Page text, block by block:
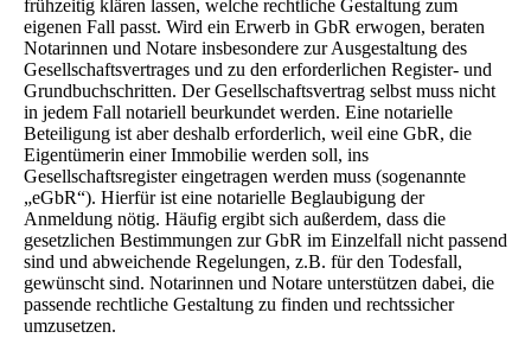
frühzeitig klären lassen, welche rechtliche Gestaltung zum
eigenen Fall passt. Wird ein Erwerb in GbR erwogen, beraten
Notarinnen und Notare insbesondere zur Ausgestaltung des
Gesellschaftsvertrages und zu den erforderlichen Register- und
Grundbuchschritten. Der Gesellschaftsvertrag selbst muss nicht
in jedem Fall notariell beurkundet werden. Eine notarielle
Beteiligung ist aber deshalb erforderlich, weil eine GbR, die
Eigentümerin einer Immobilie werden soll, ins
Gesellschaftsregister eingetragen werden muss (sogenannte
„eGbR“). Hierfür ist eine notarielle Beglaubigung der
Anmeldung nötig. Häufig ergibt sich außerdem, dass die
gesetzlichen Bestimmungen zur GbR im Einzelfall nicht passend
sind und abweichende Regelungen, z.B. für den Todesfall,
gewünscht sind. Notarinnen und Notare unterstützen dabei, die
passende rechtliche Gestaltung zu finden und rechtssicher
umzusetzen.